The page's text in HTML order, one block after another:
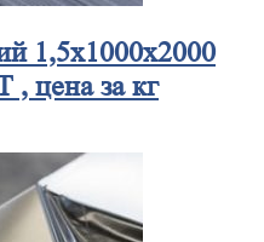
1,5x1000x2000
цена за кг